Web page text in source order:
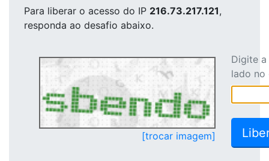
Para liberar o acesso do IP 216.73.217.121,
responda ao desafio abaixo.
[trocar imagem]
Digite
lado no